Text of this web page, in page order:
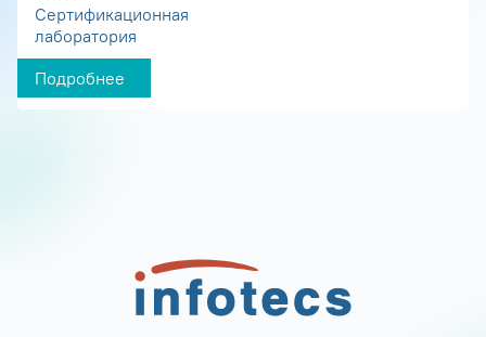
Сертификационная
лаборатория
Подробнее